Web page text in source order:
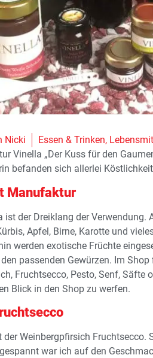
Nicki Essen & Trinken,
Vinella „Der Kuss für den
befanden sich allerlei
Manufaktur
ist der Dreiklang der Verwendung.
Apfel, Birne, Karotte und
werden exotische Früchte
passenden Gewürzen. Im
Fruchtsecco, Pesto, Senf, Säfte
Blick in den Shop zu werfen.
Weinbergpfirsich Fruchtsecco.
war ich auf den